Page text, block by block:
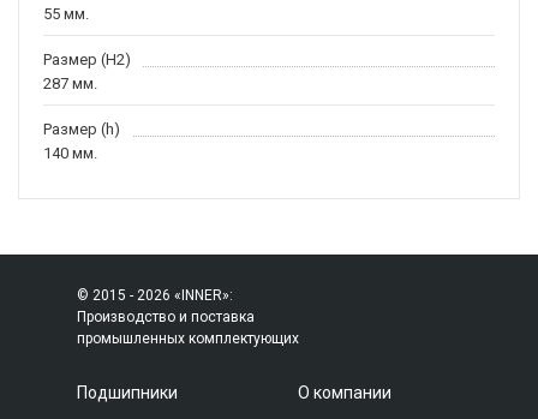
55 мм.
Размер (H2)
287 мм.
Размер (h)
140 мм.
© 2015 - 2026 «INNER»:
Производство и поставка
промышленных комплектующих
Подшипники
О компании